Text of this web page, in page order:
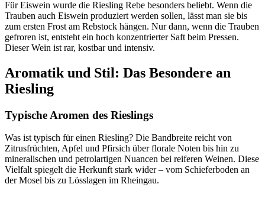
Für Eiswein wurde die Riesling Rebe besonders beliebt. Wenn die
Trauben auch Eiswein produziert werden sollen, lässt man sie bis
zum ersten Frost am Rebstock hängen. Nur dann, wenn die Trauben
gefroren ist, entsteht ein hoch konzentrierter Saft beim Pressen.
Dieser Wein ist rar, kostbar und intensiv.
Aromatik und Stil: Das Besondere an
Riesling
Typische Aromen des Rieslings
Was ist typisch für einen Riesling? Die Bandbreite reicht von
Zitrusfrüchten, Apfel und Pfirsich über florale Noten bis hin zu
mineralischen und petrolartigen Nuancen bei reiferen Weinen. Diese
Vielfalt spiegelt die Herkunft stark wider – vom Schieferboden an
der Mosel bis zu Lösslagen im Rheingau.